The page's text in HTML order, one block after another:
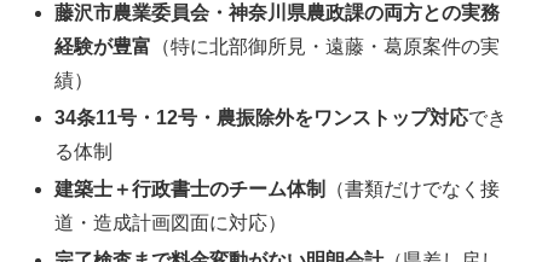
藤沢市農業委員会・神奈川県農政課の両方との実務
経験が豊富 （特に北部御所見・遠藤・葛原案件の実
績）
34条11号・12号・農振除外をワンストップ対応でき
る体制
建築士＋行政書士のチーム体制
（書類だけでなく接
道・造成計画図面に対応）